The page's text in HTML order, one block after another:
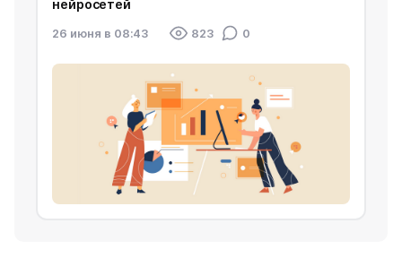
нейросетей
26 июня в 08:43 823 0